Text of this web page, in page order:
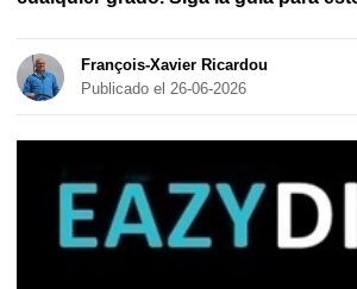
François-Xavier Ricardou
Publicado el 26-06-2026